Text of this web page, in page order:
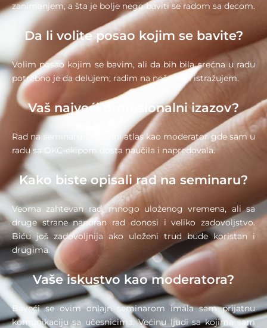
zanimanjem, a šta je bolje nego baviti se radom sa decom.
Da li volite posao kojim se bavite?
Volim posao kojim se bavim, ali da bih bila srećna u radu
potrebno je da delujem; radim na nečemu i istražujem.
Vaš najveći profesionalni izazov?
Rad na seminaru Digitalni atlas kao moderator gde sam u
radu sa OKC-ekipom dosta naučila i napredovala.
Kako biste opisali rad na seminaru?
Veoma zahtevan rad, mnogo uloženog vremena, ali sa
druge strane naporan rad donosi i veliko zadovoljstvo.
Biću još zadovoljnija ako uloženi trud bude koristan i
drugima.
Vaše iskustvo kao moderatora?
Baveći se ovim onlajn seminarom imala sam prijatnu
komunikaciju sa učesnicima. Većinu ljudi sa kojima sam